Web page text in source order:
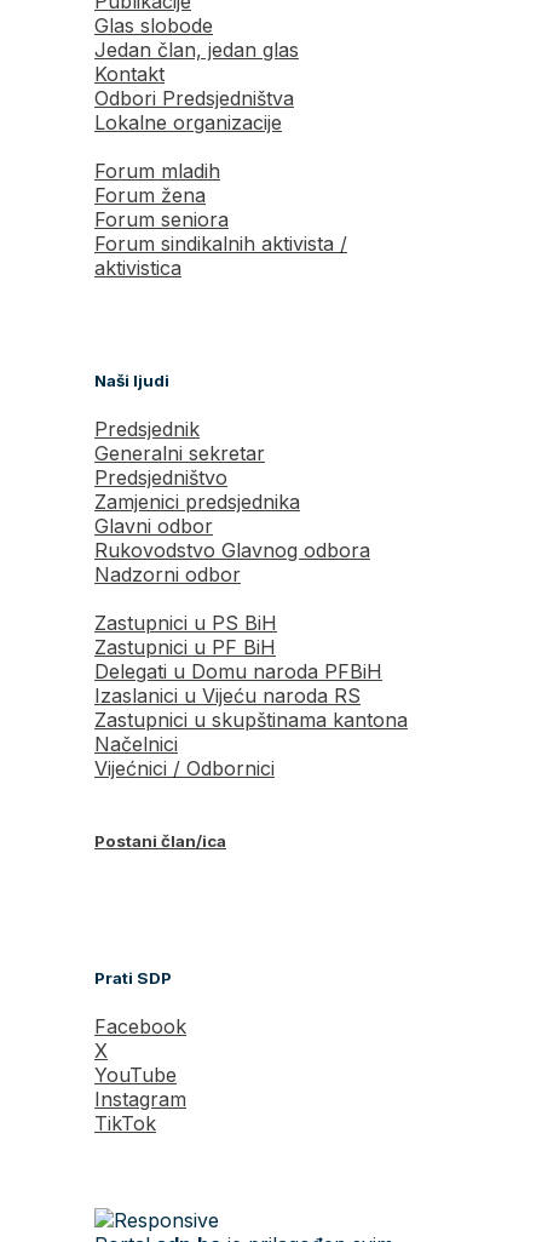
Glas slobode
Jedan član, jedan glas
Kontakt
Odbori Predsjedništva
Lokalne organizacije
Forum mladih
Forum žena
Forum seniora
Forum sindikalnih aktivista /
aktivistica
Naši ljudi
Predsjednik
Generalni sekretar
Predsjedništvo
Zamjenici predsjednika
Glavni odbor
Rukovodstvo Glavnog odbora
Nadzorni odbor
Zastupnici u PS BiH
Zastupnici u PF BiH
Delegati u Domu naroda PFBiH
Izaslanici u Vijeću naroda RS
Zastupnici u skupštinama kantona
Načelnici
Vijećnici / Odbornici
Postani član/ica
Prati SDP
Facebook
X
YouTube
Instagram
TikTok